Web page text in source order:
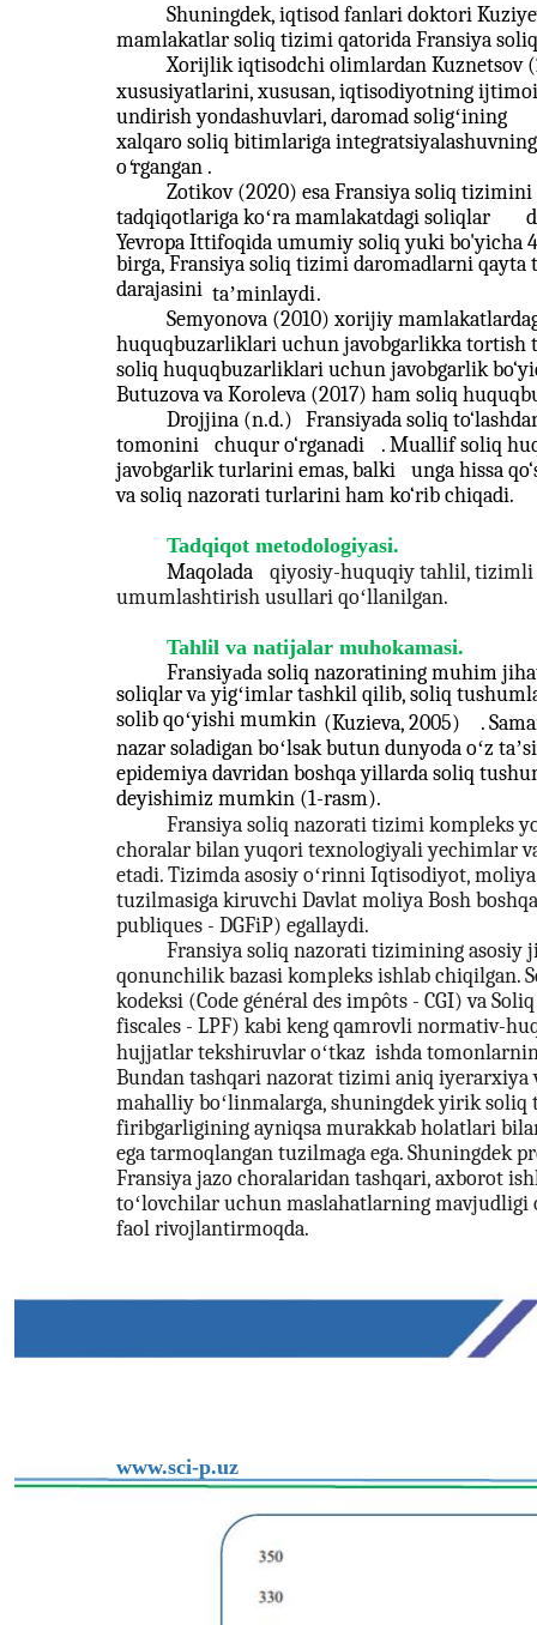
Shuningdek, iqtisod fanlari doktori
mamlakatlar soliq tizimi qatorida Fransiya
Xorijlik iqtisodchi olimlardan Kuznetsov
xususiyatlarini, xususan, iqtisodiyotning
undirish yondashuvlari, daromad soligʻining
xalqaro soliq bitimlariga
oʻrgangan .
Zotikov (2020) esa Fransiya soliq tizimini
tadqiqotlariga koʻra mamlakatdagi soliqlar
Yevropa Ittifoqida umumiy soliq yuki bo'yicha
birga, Fransiya soliq tizimi daromadlarni
darajasini taʼminlaydi.
Semyonova (2010) xorijiy
huquqbuzarliklari uchun javobgarlikka tortish
soliq huquqbuzarliklari uchun javobgarlik
Butuzova va Koroleva (2017) ham soliq
Drojjina (n.d.) Fransiyada soliq
tomonini
chuqur o‘rganadi
. Muallif soliq
javobgarlik turlarini emas, balki
unga hissa
va soliq nazorati turlarini ham ko‘rib chiqadi.
Tadqiqot metodologiyasi.
Maqolada
qiyosiy-huquqiy tahlil, tizimli
umumlashtirish usullari qoʻllanilgan.
Tahlil va natijalar muhokamasi.
Frаnsiyаdа soliq nazoratining muhim
soliqlar vа yigʻimlаr tаshkil qilib, soliq
solib qoʻyishi mumkin (Kuzieva, 2005)
.
nazar soladigan boʻlsak butun dunyoda oʻz
epidemiya davridan boshqa yillarda soliq
deyishimiz mumkin (1-rasm).
Fransiya soliq nazorati tizimi kompleks
choralar bilan yuqori texnologiyali yechimlar
etadi. Tizimda asosiy oʻrinni Iqtisodiyot,
tuzilmasiga kiruvchi Davlat moliya Bosh
publiques - DGFiP) egallaydi.
Fransiya soliq nazorati tizimining
qonunchilik bazasi kompleks ishlab chiqilgan.
kodeksi (Code général des impôts - CGI) va
fiscales - LPF) kabi keng qamrovli normativ-
hujjatlar tekshiruvlar oʻtkaz ishda
Bundan tashqari nazorat tizimi aniq iyerarxiya
mahalliy boʻlinmalarga, shuningdek yirik soliq
firibgarligining ayniqsa murakkab holatlari
ega tarmoqlangan tuzilmaga ega. Shuningdek
Fransiya jazo choralaridan tashqari, axborot
toʻlovchilar uchun maslahatlarning
faol rivojlantirmoqda.
www.sci-p.uz